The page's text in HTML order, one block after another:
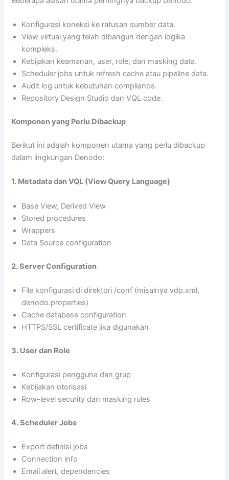
Konfigurasi koneksi ke ratusan sumber data.
View virtual yang telah dibangun dengan logika
kompleks.
Kebijakan keamanan, user, role, dan masking data.
Scheduler jobs untuk refresh cache atau pipeline data.
Audit log untuk kebutuhan compliance.
Repository Design Studio dan VQL code.
Komponen yang Perlu Dibackup
Berikut ini adalah komponen utama yang perlu dibackup
dalam lingkungan Denodo:
1. Metadata dan VQL (View Query Language)
Base View, Derived View
Stored procedures
Wrappers
Data Source configuration
2. Server Configuration
File konfigurasi di direktori /conf (misalnya vdp.xml,
denodo.properties)
Cache database configuration
HTTPS/SSL certificate jika digunakan
3. User dan Role
Konfigurasi pengguna dan grup
Kebijakan otorisasi
Row-level security dan masking rules
4. Scheduler Jobs
Export definisi jobs
Connection info
Email alert, dependencies